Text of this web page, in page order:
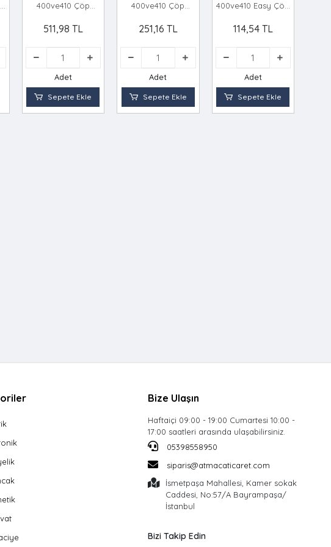
400ve410 Çöp
511,98 TL
Adet
Sepete Ekle
400ve410 Çöp
251,16 TL
Adet
Sepete Ekle
400ve410 Easy Çöp
114,54 TL
Adet
Sepete Ekle
Bize Ulaşın
Haftaiçi 09:00 - 19:00 Cumartesi 10:00 -
17:00 saatleri arasında ulaşabilirsiniz.
05398558950
siparis@atmacaticaret.com
İsmetpaşa Mahallesi, Kamer sokak
Caddesi, No:57/A Bayrampaşa/
İstanbul
Bizi Takip Edin